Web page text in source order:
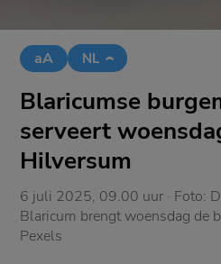
aA NL
Blaricumse
serveert
Hilversum
6 juli 2025, 09.00 uur · Foto:
Blaricum brengt woensdag de
Pexels